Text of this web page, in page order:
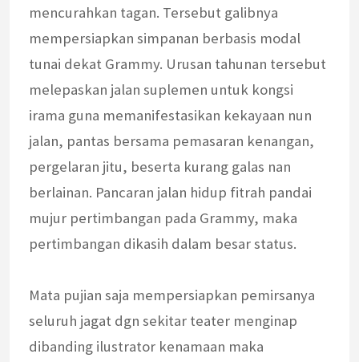
mencurahkan tagan. Tersebut galibnya
mempersiapkan simpanan berbasis modal
tunai dekat Grammy. Urusan tahunan tersebut
melepaskan jalan suplemen untuk kongsi
irama guna memanifestasikan kekayaan nun
jalan, pantas bersama pemasaran kenangan,
pergelaran jitu, beserta kurang galas nan
berlainan. Pancaran jalan hidup fitrah pandai
mujur pertimbangan pada Grammy, maka
pertimbangan dikasih dalam besar status.
Mata pujian saja mempersiapkan pemirsanya
seluruh jagat dgn sekitar teater menginap
dibanding ilustrator kenamaan maka